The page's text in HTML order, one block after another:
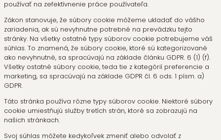
používať na zefektívnenie práce používateľa.
Zákon stanovuje, že súbory cookie môžeme ukladať do vášho
zariadenia, ak sú nevyhnutne potrebné na prevádzku tejto
stránky. Na všetky ostatné typy súborov cookie potrebujeme váš
súhlas. To znamená, že súbory cookie, ktoré sú kategorizované
ako nevyhnutné, sa spracúvajú na základe článku GDPR. 6 (1) (f).
Všetky ostatné súbory cookie, teda tie z kategórií preferencie a
marketing, sa spracúvajú na základe GDPR čl. 6 ods. 1 písm. a)
GDPR.
Táto stránka používa rôzne typy súborov cookie. Niektoré súbory
cookie umiestňujú služby tretích strán, ktoré sa zobrazujú na
našich stránkach.
Svoj súhlas môžete kedykoľvek zmeniť alebo odvolať z